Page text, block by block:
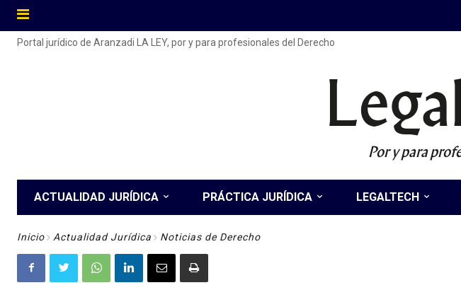
Portal jurídico de Aranzadi LA LEY, por y para profesionales del Derecho
Por y para
ACTUALIDAD JURÍDICA PRÁCTICA JURÍDICA LEGALTECH
Inicio Actualidad Jurídica Noticias de Derecho